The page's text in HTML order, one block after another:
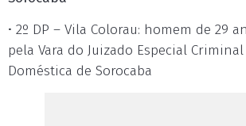
• 2º DP – Vila Colorau: homem de 29
pela Vara do Juizado Especial
Doméstica de Sorocaba